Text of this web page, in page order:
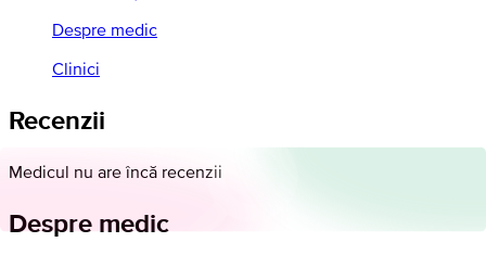
Despre medic
Clinici
Recenzii
Medicul nu are încă recenzii
Despre medic